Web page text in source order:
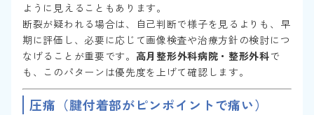
ように見えることもあります。
断裂が疑われる場合は、自己判断で様子を見るよりも、早
期に評価し、必要に応じて画像検査や治療方針の検討につ
なげることが重要です。 高月整形外科病院・整形外科で
も、このパターンは優先度を上げて確認します。
圧痛（腱付着部がピンポイントで痛い）